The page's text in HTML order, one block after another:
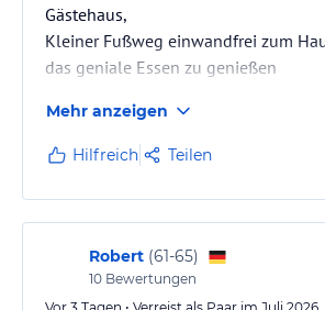
Gästehaus,
Kleiner Fußweg einwandfrei zum
das geniale Essen zu genießen
Mehr anzeigen
Hilfreich Teilen
Robert (61-65)
10 Bewertungen